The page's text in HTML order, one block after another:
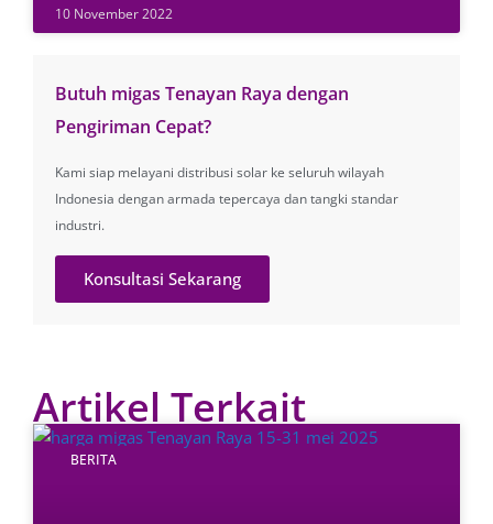
10 November 2022
Butuh migas Tenayan Raya dengan
Pengiriman Cepat?
Kami siap melayani distribusi solar ke seluruh wilayah
Indonesia dengan armada tepercaya dan tangki standar
industri.
Konsultasi Sekarang
Artikel Terkait
BERITA